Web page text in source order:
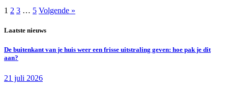
1 2 3 … 5 Volgende »
Laatste nieuws
De buitenkant van je huis weer een frisse uitstraling geven: hoe pak je dit
aan?
21 juli 2026